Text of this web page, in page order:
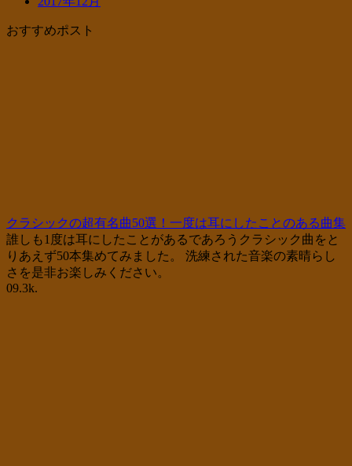
おすすめポスト
クラシックの超有名曲50選！一度は耳にしたことのある曲集
誰しも1度は耳にしたことがあるであろうクラシック曲をと
りあえず50本集めてみました。 洗練された音楽の素晴らし
さを是非お楽しみください。
09.3k.